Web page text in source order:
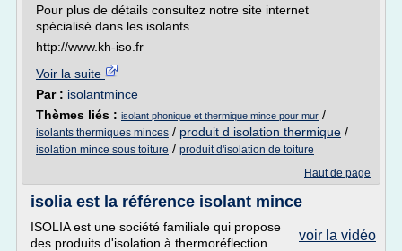
Pour plus de détails consultez notre site internet
spécialisé dans les isolants
http://www.kh-iso.fr
Voir la suite
Par : isolantmince
Thèmes liés : isolant phonique et thermique mince pour mur /
isolants thermiques minces / produit d isolation thermique /
isolation mince sous toiture / produit d'isolation de toiture
Haut de page
isolia est la référence isolant mince
voir la vidéo
ISOLIA est une société familiale qui propose
des produits d'isolation à thermoréflection